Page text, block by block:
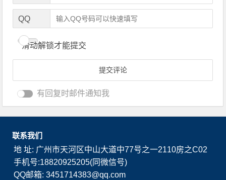
QQ
滑动解锁才能提交
有回复时邮件通知我
联系我们
地 址: 广州市天河区中山大道中77号之一2110房之C02
手机号:18820925205(同微信号)
QQ邮箱: 3451714383@qq.com